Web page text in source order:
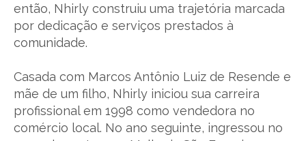
então, Nhirly construiu uma trajetória marcada
por dedicação e serviços prestados à
comunidade.
Casada com Marcos Antônio Luiz de Resende e
mãe de um filho, Nhirly iniciou sua carreira
profissional em 1998 como vendedora no
comércio local. No ano seguinte, ingressou no